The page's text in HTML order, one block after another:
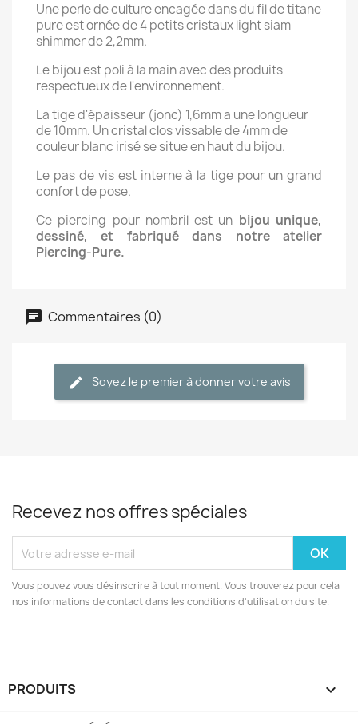
Une perle de culture encagée dans du fil de titane
pure est ornée de 4 petits cristaux light siam
shimmer de 2,2mm.
Le bijou est poli à la main avec des produits
respectueux de l'environnement.
La tige d'épaisseur (jonc) 1,6mm a une longueur
de 10mm. Un cristal clos vissable de 4mm de
couleur blanc irisé se situe en haut du bijou.
Le pas de vis est interne à la tige pour un grand
confort de pose.
Ce piercing pour nombril est un bijou unique,
dessiné, et fabriqué dans notre atelier
Piercing-Pure.
Commentaires (0)
Soyez le premier à donner votre avis
Recevez nos offres spéciales
Vous pouvez vous désinscrire à tout moment. Vous trouverez pour cela
nos informations de contact dans les conditions d'utilisation du site.
PRODUITS 